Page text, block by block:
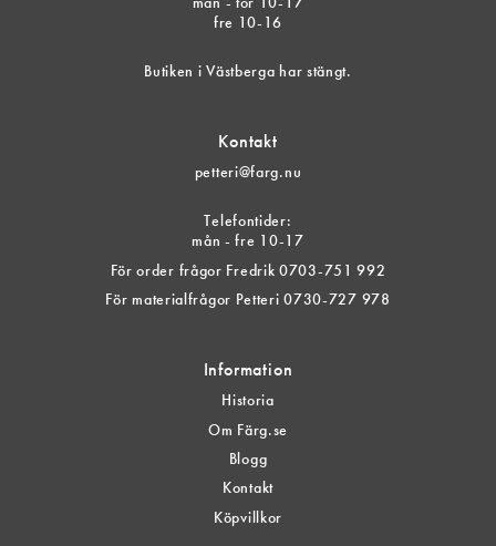
fre 10-16
Butiken i Västberga har stängt.
Kontakt
petteri@farg.nu
Telefontider:
mån - fre 10-17
För order frågor Fredrik 0703-751 992
För materialfrågor Petteri 0730-727 978
Information
Historia
Om Färg.se
Blogg
Kontakt
Köpvillkor